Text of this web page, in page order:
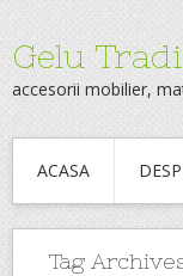
Gelu
accesorii mobilier,
ACASA
Tag